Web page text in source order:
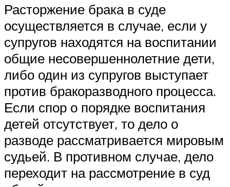
Расторжение брака в суде
осуществляется в случае, если у
супругов находятся на воспитании
общие несовершеннолетние дети,
либо один из супругов выступает
против бракоразводного процесса.
Если спор о порядке воспитания
детей отсутствует, то дело о
разводе рассматривается мировым
судьей. В противном случае, дело
переходит на рассмотрение в суд